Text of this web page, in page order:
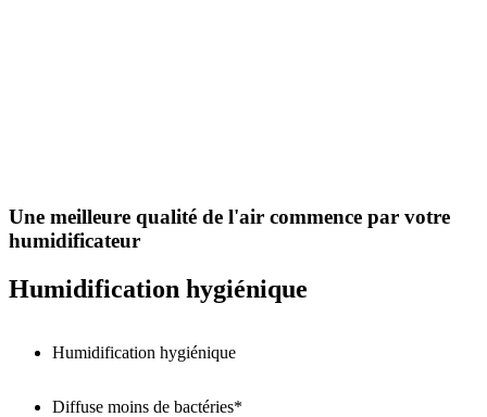
Une meilleure qualité de l'air commence par votre
humidificateur
Humidification hygiénique
Humidification hygiénique
Diffuse moins de bactéries*